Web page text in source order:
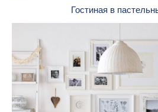
Гостиная в